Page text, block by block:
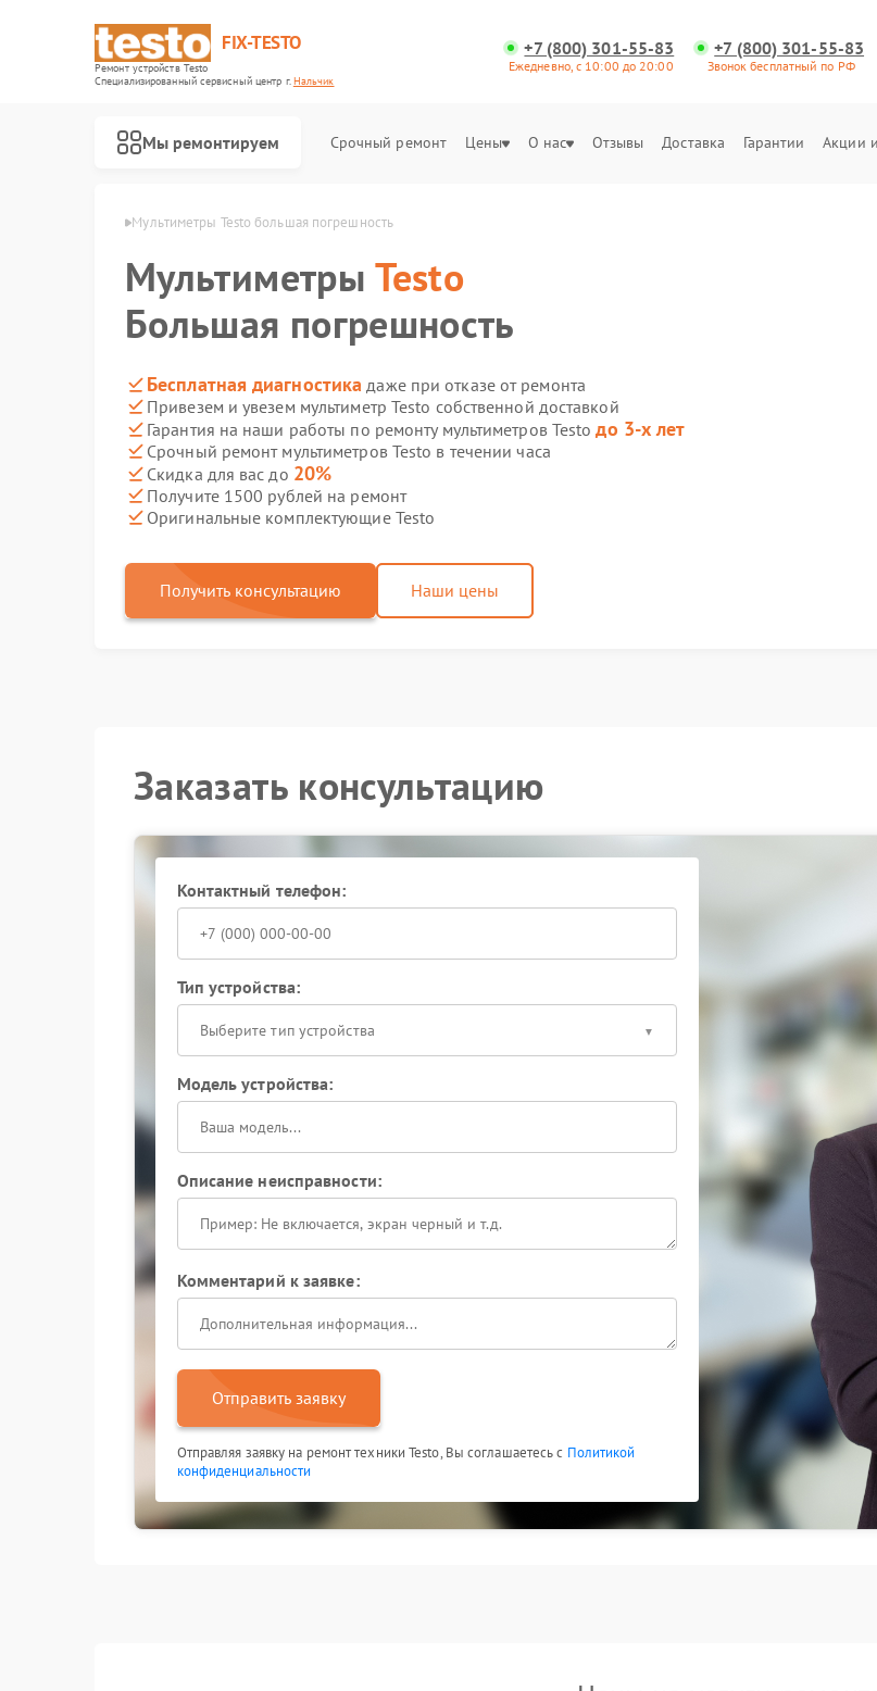
FIX-TESTO
Ремонт устройств Testo
Специализированный cервисный центр г.Нальчик
+7 (800) 301-55-83
Ежедневно, с 10:00 до 20:00
+7 (800) 301-55-83
Звонок бесплатный по РФ
Мы ремонтируем Срочный ремонт Цены О нас Отзывы Доставка Гарантии Акции
Testo в Нальчике Мультиметры Testo большая погрешность
МультиметрыTesto
Большая погрешность
Бесплатная диагностика даже при отказе от ремонта
Привезем и увезем мультиметр Testo собственной доставкой
Гарантия на наши работы по ремонту мультиметров Testoдо 3-х лет
Срочный ремонт мультиметров Testo в течении часа
Скидка для вас до 20%
Получите 1500 рублей на ремонт
Оригинальные комплектующие Testo
Получить консультацию Наши цены
Заказать консультацию
Контактный телефон:
Тип устройства:
Выберите тип устройства
Модель устройства:
Описание неисправности:
Комментарий к заявке:
Отправить заявку
Отправляя заявку на ремонт техники Testo, Вы соглашаетесь с Политикой
конфиденциальности